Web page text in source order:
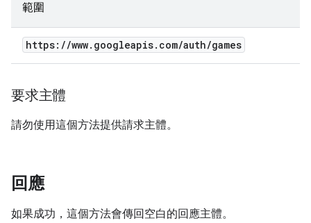
範圍
https: //www. googleapis. com/auth/games
要求主體
請勿使用這個方法提供請求主體。
回應
如果成功，這個方法會傳回空白的回應主體。